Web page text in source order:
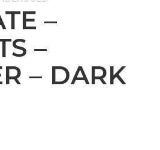
–
–
– DARK